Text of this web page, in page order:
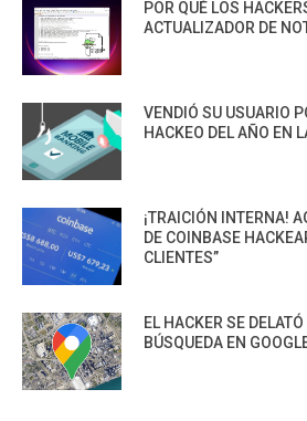
POR QUÉ LOS
ACTUALIZADOR DE
VENDIÓ SU USUARIO
HACKEO DEL AÑO EN
¡TRAICIÓN INTERNA!
DE COINBASE
CLIENTES”
EL HACKER SE
BÚSQUEDA EN